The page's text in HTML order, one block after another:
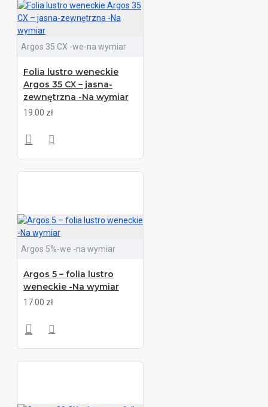
Argos 35 CX -we-na wymiar
Folia lustro weneckie
Argos 35 CX – jasna-
zewnętrzna -Na wymiar
19.00 zł
Argos 5%-we -na wymiar
Argos 5 – folia lustro
weneckie -Na wymiar
17.00 zł